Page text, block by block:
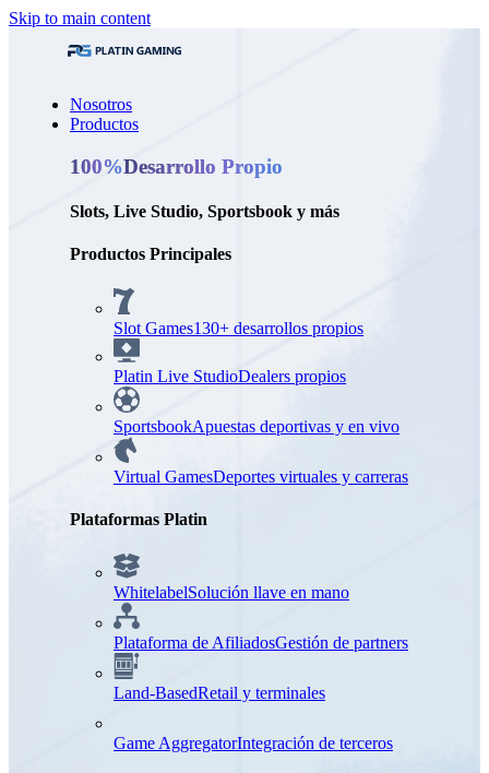
Skip to main content
Nosotros
Productos
100%Desarrollo Propio
Slots, Live Studio, Sportsbook y más
Productos Principales
Slot Games130+ desarrollos propios
Platin Live StudioDealers propios
SportsbookApuestas deportivas y en vivo
Virtual GamesDeportes virtuales y carreras
Plataformas Platin
WhitelabelSolución llave en mano
Plataforma de AfiliadosGestión de partners
Land-BasedRetail y terminales
Game AggregatorIntegración de terceros